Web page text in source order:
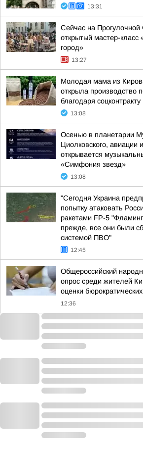
13:31
Сейчас на Прогулочной
открытый мастер-
город»
13:27
Молодая мама из
открыла производство
благодаря соцконтракту
13:08
Осенью в планетарии
Циолковского, авиации
открывается
«Симфония звезд»
13:08
"Сегодня Украина
попытку атаковать
ракетами FP-5
прежде, все они были
системой ПВО"
12:45
Общероссийский
опрос среди жителей
оценки
12:36